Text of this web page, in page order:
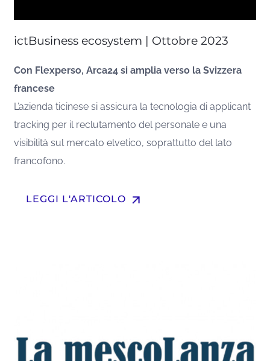
ictBusiness ecosystem | Ottobre 2023
Con Flexperso, Arca24 si amplia verso la Svizzera
francese
L’azienda ticinese si assicura la tecnologia di applicant
tracking per il reclutamento del personale e una
visibilità sul mercato elvetico, soprattutto del lato
francofono.
LEGGI L'ARTICOLO arrow_upward